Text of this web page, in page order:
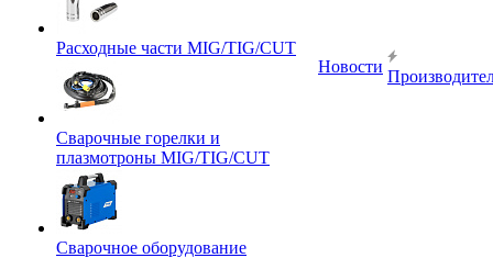
Расходные части MIG/TIG/CUT
Сварочные горелки и
плазмотроны MIG/TIG/CUT
Сварочное оборудование
Новости